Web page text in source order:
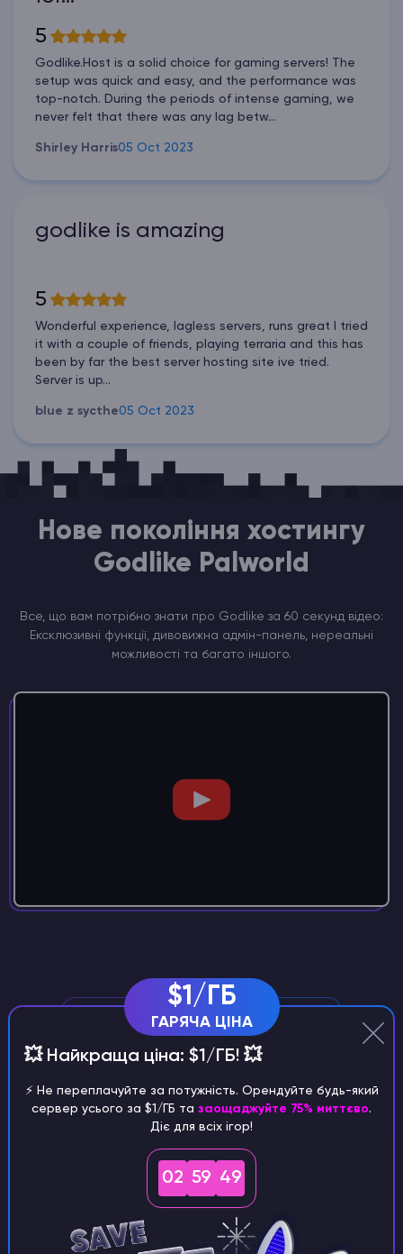
5
Godlike.Host is a solid choice for gaming servers! The
setup was quick and easy, and the performance was
top-notch. During the periods of intense gaming, we
never felt that there was any lag betw...
Shirley Harris05 Oct 2023
godlike is amazing
5
Wonderful experience, lagless servers, runs great I tried
it with a couple of friends, playing terraria and this has
been by far the best server hosting site ive tried.
Server is up...
blue z sycthe05 Oct 2023
Нове покоління хостингу
Godlike Palworld
Все, що вам потрібно знати про Godlike за 60 секунд відео:
Ексклюзивні функції, дивовижна адмін-панель, нереальні
можливості та багато іншого.
Налаштування доступу для гравців,
Palworld Фільтрація IP-адрес сервера
та блокування небажаної активності
$1/ГБ
ГАРЯЧА ЦІНА
💥 Найкраща ціна: $1/ГБ! 💥
⚡️ Не переплачуйте за потужність. Орендуйте будь-який
сервер усього за $1/ГБ та заощаджуйте 75% миттєво.
Діє для всіх ігор!
02 59 47